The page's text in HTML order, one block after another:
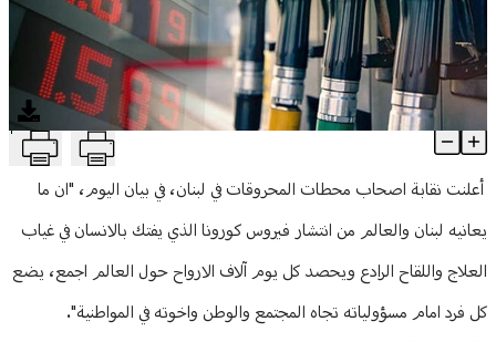
ثقافة ومجتمع
منوعات
نقابة اصحاب محطات المحروقات تتخذ الإجراءات اللازمة: من T
Article Content
أعلنت نقابة اصحاب محطات المحروقات في لبنان، في بيان اليوم، "ان ما
يعانيه لبنان والعالم من انتشار فيروس كورونا الذي يفتك بالانسان في غياب
العلاج واللقاح الرادع ويحصد كل يوم آلاف الارواح حول العالم اجمع، يضع
كل فرد امام مسؤولياته تجاه المجتمع والوطن واخوته في المواطنية".